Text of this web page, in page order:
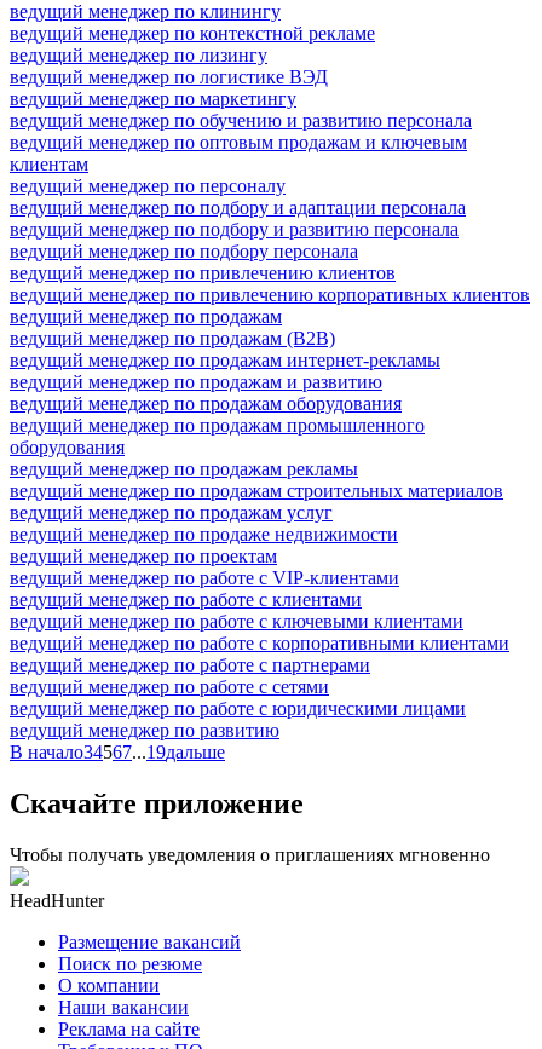
ведущий менеджер по клинингу
ведущий менеджер по контекстной рекламе
ведущий менеджер по лизингу
ведущий менеджер по логистике ВЭД
ведущий менеджер по маркетингу
ведущий менеджер по обучению и развитию персонала
ведущий менеджер по оптовым продажам и ключевым
клиентам
ведущий менеджер по персоналу
ведущий менеджер по подбору и адаптации персонала
ведущий менеджер по подбору и развитию персонала
ведущий менеджер по подбору персонала
ведущий менеджер по привлечению клиентов
ведущий менеджер по привлечению корпоративных клиентов
ведущий менеджер по продажам
ведущий менеджер по продажам (B2B)
ведущий менеджер по продажам интернет-рекламы
ведущий менеджер по продажам и развитию
ведущий менеджер по продажам оборудования
ведущий менеджер по продажам промышленного
оборудования
ведущий менеджер по продажам рекламы
ведущий менеджер по продажам строительных материалов
ведущий менеджер по продажам услуг
ведущий менеджер по продаже недвижимости
ведущий менеджер по проектам
ведущий менеджер по работе с VIP-клиентами
ведущий менеджер по работе с клиентами
ведущий менеджер по работе с ключевыми клиентами
ведущий менеджер по работе с корпоративными клиентами
ведущий менеджер по работе с партнерами
ведущий менеджер по работе с сетями
ведущий менеджер по работе с юридическими лицами
ведущий менеджер по развитию
В начало34567...19дальше
Скачайте приложение
Чтобы получать уведомления о приглашениях мгновенно
HeadHunter
Размещение вакансий
Поиск по резюме
О компании
Наши вакансии
Реклама на сайте